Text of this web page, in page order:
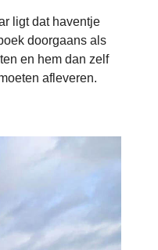
ligt dat haventje
doorgaans als
en hem dan zelf
afleveren.